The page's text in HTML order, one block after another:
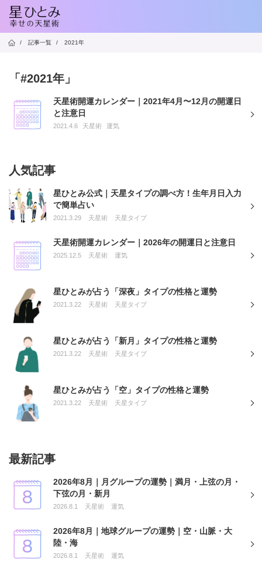
/ 記事一覧 / 2021年
「#2021年」
天星術開運カレンダー｜2021年4月〜12月の開運日
と注意日
2021.4.6 天星術 運気
人気記事
星ひとみ公式｜天星タイプの調べ方！生年月日入力
で簡単占い
2021.3.29 天星術 天星タイプ
天星術開運カレンダー｜2026年の開運日と注意日
2025.12.5 天星術 運気
星ひとみが占う「深夜」タイプの性格と運勢
2021.3.22 天星術 天星タイプ
星ひとみが占う「新月」タイプの性格と運勢
2021.3.22 天星術 天星タイプ
星ひとみが占う「空」タイプの性格と運勢
2021.3.22 天星術 天星タイプ
最新記事
2026年8月｜月グループの運勢｜満月・上弦の月・
下弦の月・新月
2026.8.1 天星術 運気
2026年8月｜地球グループの運勢｜空・山脈・大
陸・海
2026.8.1 天星術 運気